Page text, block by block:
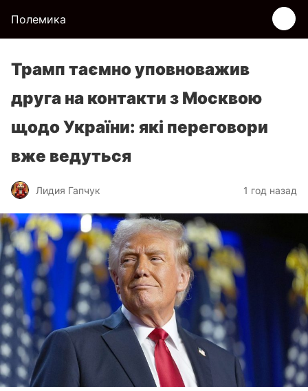
Полемика
Трамп таємно уповноважив
друга на контакти з Москвою
щодо України: які переговори
вже ведуться
Лидия Гапчук 1 год назад